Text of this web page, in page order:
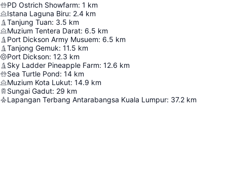
PD Ostrich Showfarm: 1 km
Istana Laguna Biru: 2.4 km
Tanjung Tuan: 3.5 km
Muzium Tentera Darat: 6.5 km
Port Dickson Army Musuem: 6.5 km
Tanjong Gemuk: 11.5 km
Port Dickson: 12.3 km
Sky Ladder Pineapple Farm: 12.6 km
Sea Turtle Pond: 14 km
Muzium Kota Lukut: 14.9 km
Sungai Gadut: 29 km
Lapangan Terbang Antarabangsa Kuala Lumpur: 37.2 km